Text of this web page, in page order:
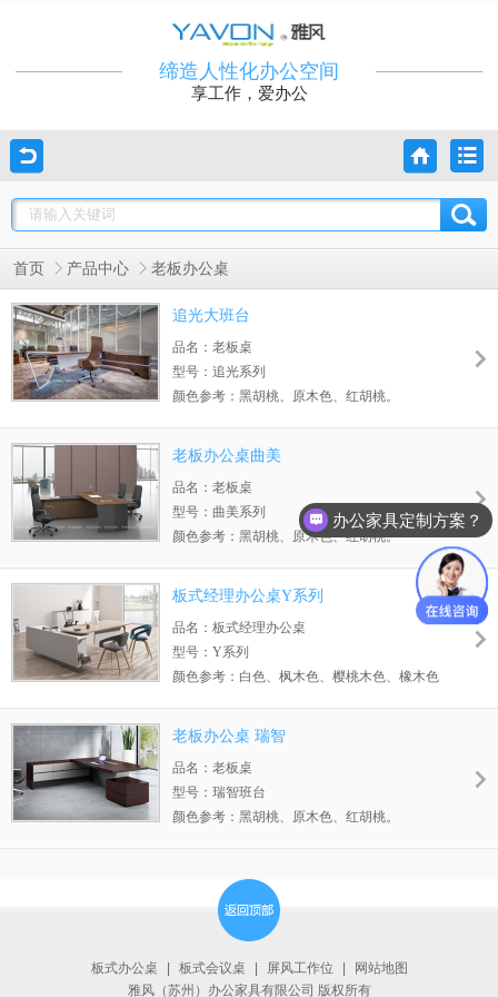
缔造人性化办公空间
享工作，爱办公
首页 产品中心 老板办公桌
追光大班台
品名：老板桌
型号：追光系列
颜色参考：黑胡桃、原木色、红胡桃。
老板办公桌曲美
品名：老板桌
型号：曲美系列
颜色参考：黑胡桃、原木色、红胡桃。
板式经理办公桌Y系列
品名：板式经理办公桌
型号：Y系列
颜色参考：白色、枫木色、樱桃木色、橡木色
老板办公桌 瑞智
品名：老板桌
型号：瑞智班台
颜色参考：黑胡桃、原木色、红胡桃。
板式办公桌 板式会议桌 屏风工作位
网站地图
雅风（苏州）办公家具有限公司 版权所有
办公家具定制方案？